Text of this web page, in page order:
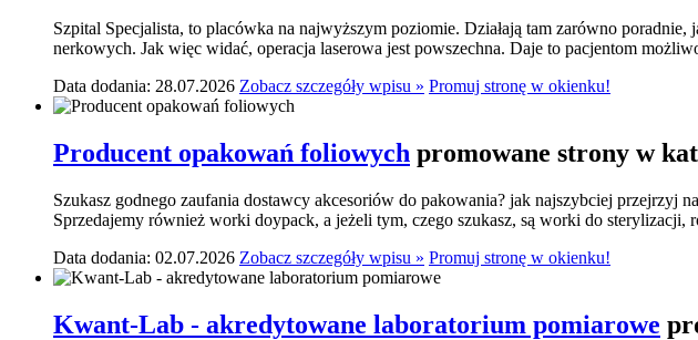
Szpital Specjalista, to placówka na najwyższym poziomie. Działają tam zarówno
nerkowych. Jak więc widać, operacja laserowa jest powszechna. Daje to pacjentom
Data dodania: 28.07.2026 Zobacz szczegóły wpisu » Promuj stronę w okienku!
Producent opakowań foliowych promowane strony w
Szukasz godnego zaufania dostawcy akcesoriów do pakowania? jak najszybciej
Sprzedajemy również worki doypack, a jeżeli tym, czego szukasz, są worki do sterylizacji,
Data dodania: 02.07.2026 Zobacz szczegóły wpisu » Promuj stronę w okienku!
Kwant-Lab - akredytowane laboratorium pomiarowe